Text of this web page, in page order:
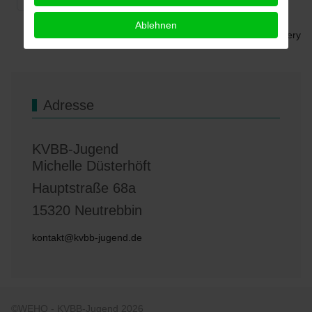
Phoca Gallery
Adresse
KVBB-Jugend
Michelle Düsterhöft
Hauptstraße 68a
15320 Neutrebbin
kontakt@kvbb-jugend.de
©WEHO - KVBB-Jugend 2026
Ablehnen